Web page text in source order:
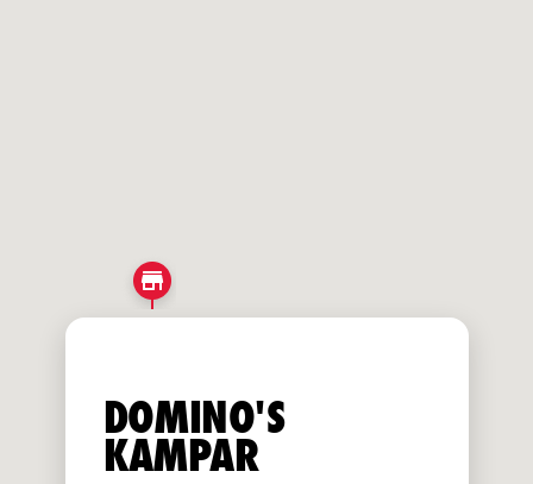
DOMINO'S
KAMPAR